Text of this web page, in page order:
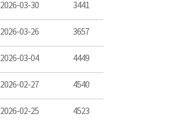
2026-03-30 3441
2026-03-26 3657
2026-03-04 4449
2026-02-27 4540
2026-02-25 4523